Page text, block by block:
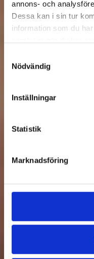
annons- och
Dessa kan i sin tur
information som du
Nödvändig
Inställningar
Statistik
Marknadsföring